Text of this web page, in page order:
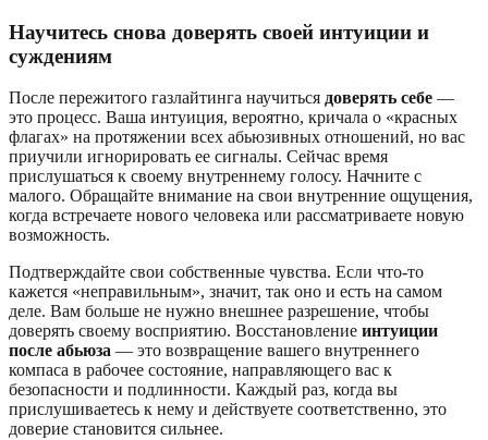
Научитесь снова доверять своей интуиции и
суждениям
После пережитого газлайтинга научиться доверять себе —
это процесс. Ваша интуиция, вероятно, кричала о «красных
флагах» на протяжении всех абьюзивных отношений, но вас
приучили игнорировать ее сигналы. Сейчас время
прислушаться к своему внутреннему голосу. Начните с
малого. Обращайте внимание на свои внутренние ощущения,
когда встречаете нового человека или рассматриваете новую
возможность.
Подтверждайте свои собственные чувства. Если что-то
кажется «неправильным», значит, так оно и есть на самом
деле. Вам больше не нужно внешнее разрешение, чтобы
доверять своему восприятию. Восстановление интуиции
после абьюза — это возвращение вашего внутреннего
компаса в рабочее состояние, направляющего вас к
безопасности и подлинности. Каждый раз, когда вы
прислушиваетесь к нему и действуете соответственно, это
доверие становится сильнее.